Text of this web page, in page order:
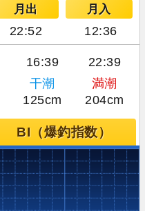
月出 月入
22:52 12:36
16:39 22:39
干潮
満潮
125cm 204cm
BI（爆釣指数）